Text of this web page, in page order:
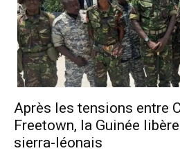
Après les tensions entre
Freetown, la Guinée
sierra-léonais